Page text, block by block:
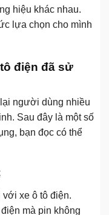
hiệu khác nhau.
lựa chọn cho mình
điện đã sử
người dùng nhiều
Sau đây là một số
bạn đọc có thể
với xe ô tô điện.
mà pin không